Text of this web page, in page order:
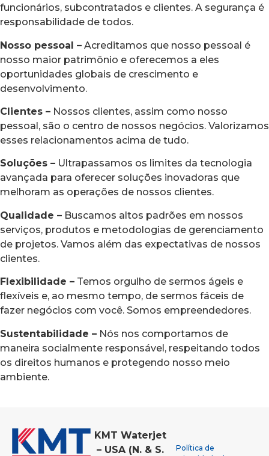
funcionários, subcontratados e clientes. A segurança é
responsabilidade de todos.
Nosso pessoal – Acreditamos que nosso pessoal é
nosso maior patrimônio e oferecemos a eles
oportunidades globais de crescimento e
desenvolvimento.
Clientes – Nossos clientes, assim como nosso
pessoal, são o centro de nossos negócios. Valorizamos
esses relacionamentos acima de tudo.
Soluções – Ultrapassamos os limites da tecnologia
avançada para oferecer soluções inovadoras que
melhoram as operações de nossos clientes.
Qualidade – Buscamos altos padrões em nossos
serviços, produtos e metodologias de gerenciamento
de projetos. Vamos além das expectativas de nossos
clientes.
Flexibilidade – Temos orgulho de sermos ágeis e
flexíveis e, ao mesmo tempo, de sermos fáceis de
fazer negócios com você. Somos empreendedores.
Sustentabilidade – Nós nos comportamos de
maneira socialmente responsável, respeitando todos
os direitos humanos e protegendo nosso meio
ambiente.
KMT Waterjet
– USA (N. & S.
Política de